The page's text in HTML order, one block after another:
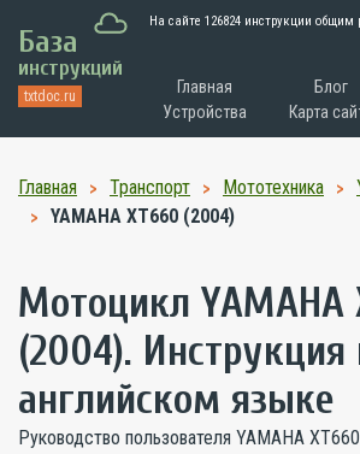
База
инструкций
txtdoc.ru
На сайте 126824 инструкции общим
Главная Блог
Устройства
Карта
Главная Транспорт Мототехника
YAMAHA XT660 (2004)
Мотоцикл YAMAHA
(2004). Инструкция
английском языке
Руководство пользователя YAMAHA